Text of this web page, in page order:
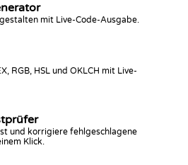
mit Live-Code-Ausgabe.
RGB, HSL und OKLCH mit Live-
und korrigiere fehlgeschlagene
Klick.